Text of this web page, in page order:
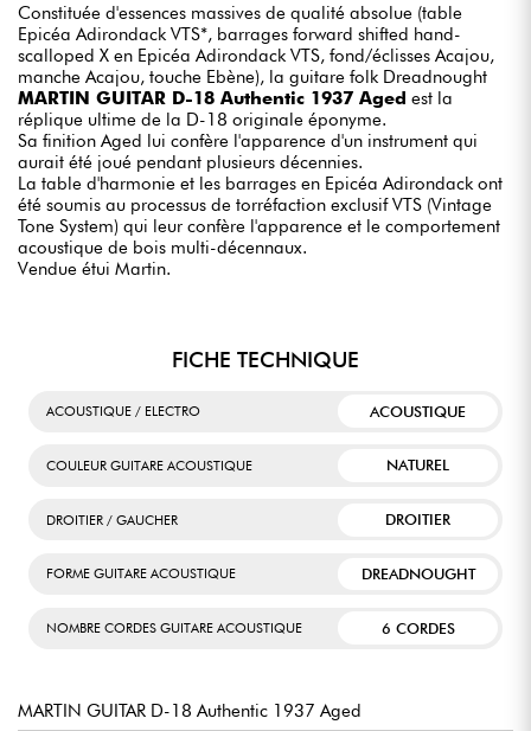
Constituée d'essences massives de qualité absolue (table
Epicéa Adirondack VTS*, barrages forward shifted hand-
scalloped X en Epicéa Adirondack VTS, fond/éclisses Acajou,
manche Acajou, touche Ebène), la guitare folk Dreadnought
MARTIN GUITAR D-18 Authentic 1937 Aged est la
réplique ultime de la D-18 originale éponyme.
Sa finition Aged lui confère l'apparence d'un instrument qui
aurait été joué pendant plusieurs décennies.
La table d'harmonie et les barrages en Epicéa Adirondack ont
été soumis au processus de torréfaction exclusif VTS (Vintage
Tone System) qui leur confère l'apparence et le comportement
acoustique de bois multi-décennaux.
Vendue étui Martin.
FICHE TECHNIQUE
ACOUSTIQUE / ELECTRO ACOUSTIQUE
COULEUR GUITARE ACOUSTIQUE NATUREL
DROITIER / GAUCHER DROITIER
FORME GUITARE ACOUSTIQUE DREADNOUGHT
NOMBRE CORDES GUITARE ACOUSTIQUE 6 CORDES
MARTIN GUITAR D-18 Authentic 1937 Aged